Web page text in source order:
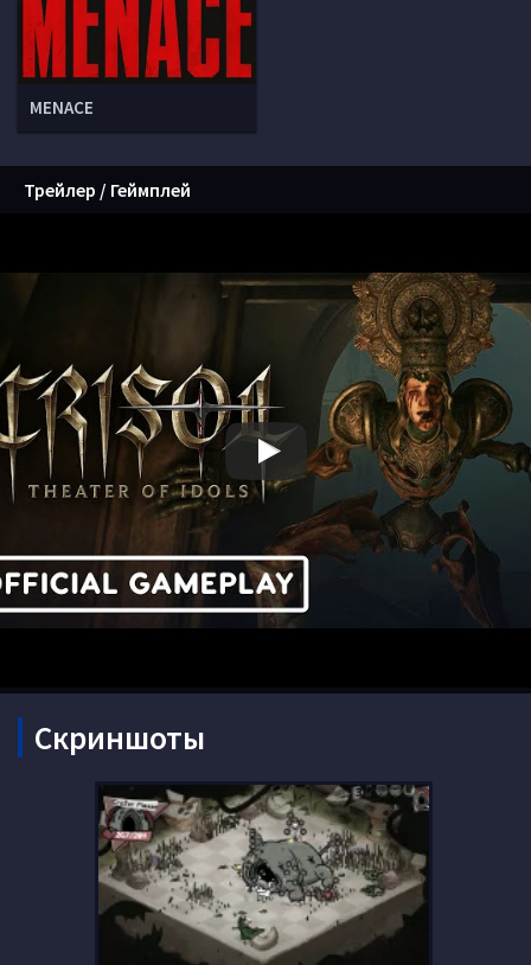
MENACE
Трейлер / Геймплей
Скриншоты